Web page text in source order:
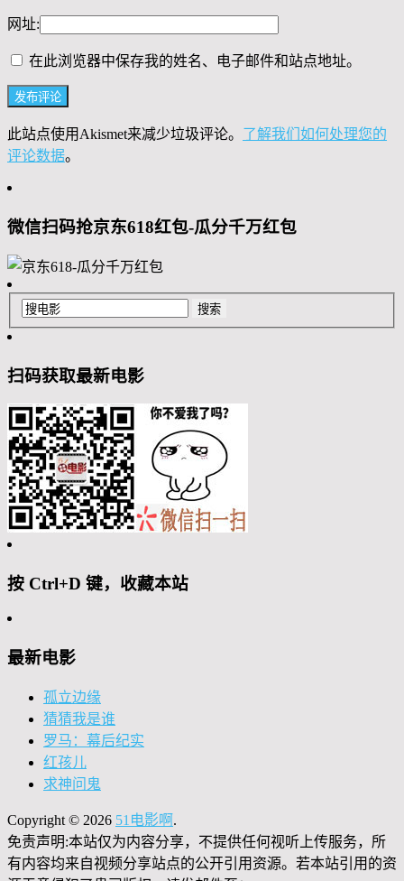
网址:
在此浏览器中保存我的姓名、电子邮件和站点地址。
此站点使用Akismet来减少垃圾评论。 了解我们如何处理您的
评论数据。
微信扫码抢京东618红包-瓜分千万红包
扫码获取最新电影
按 Ctrl+D 键，收藏本站
最新电影
孤立边缘
猜猜我是谁
罗马：幕后纪实
红孩儿
求神问鬼
Copyright © 2026 51电影啊 .
免责声明:本站仅为内容分享，不提供任何视听上传服务，所
有内容均来自视频分享站点的公开引用资源。若本站引用的资